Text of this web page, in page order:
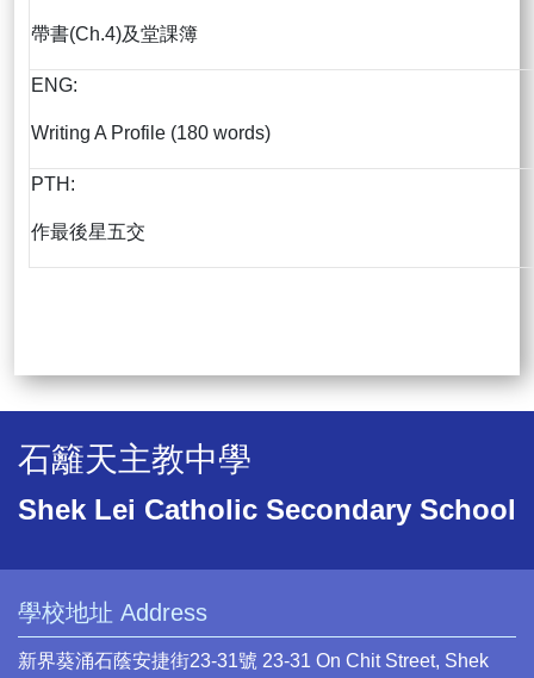
帶書(Ch.4)及堂課簿
ENG:
Writing A Profile (180 words)
PTH:
作最後星五交
石籬天主教中學
Shek Lei Catholic Secondary School
學校地址 Address
新界葵涌石蔭安捷街23-31號 23-31 On Chit Street, Shek